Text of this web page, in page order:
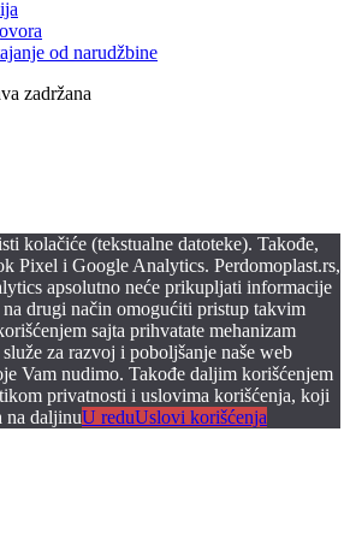
od narudžbine
zadržana
kolačiće (tekstualne datoteke). Takođe,
Pixel i Google Analytics. Perdomoplast.rs,
apsolutno neće prikupljati informacije
drugi način omogućiti pristup takvim
sajta prihvatate mehanizam
za razvoj i poboljšanje naše web
Vam nudimo. Takođe daljim korišćenjem
privatnosti i uslovima korišćenja, koji
na daljinuU reduUslovi korišćenja